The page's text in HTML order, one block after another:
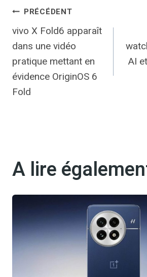
Navigation
de
l’article
PRÉCÉDENT
vivo X Fold6 apparaît
dans une vidéo
pratique mettant en
évidence OriginOS 6
Fold
AI
A lire